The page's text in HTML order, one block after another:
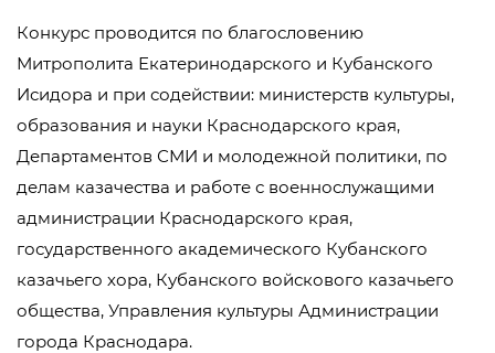
Конкурс проводится по благословению
Митрополита Екатеринодарского и Кубанского
Исидора и при содействии: министерств культуры,
образования и науки Краснодарского края,
Департаментов СМИ и молодежной политики, по
делам казачества и работе с военнослужащими
администрации Краснодарского края,
государственного академического Кубанского
казачьего хора, Кубанского войскового казачьего
общества, Управления культуры Администрации
города Краснодара.